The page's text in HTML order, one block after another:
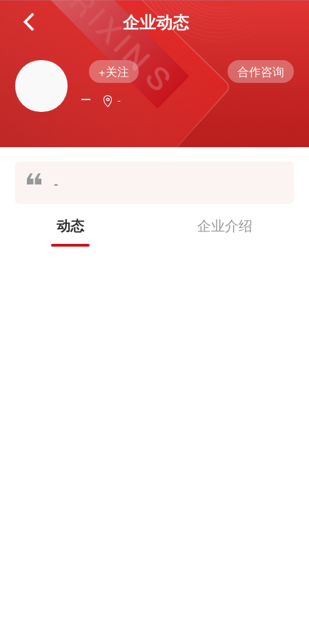
企业动态
+关注
-
合作咨询
-
动态 企业介绍